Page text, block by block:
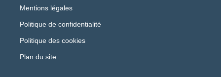
Mentions légales
Politique de confidentialité
Politique des cookies
Plan du site